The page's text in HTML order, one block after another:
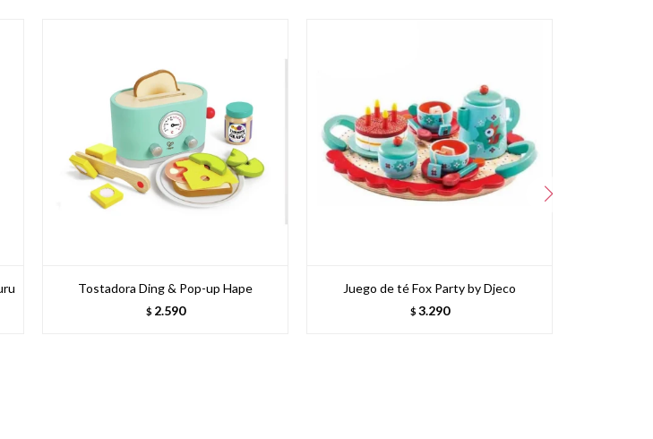
Tostadora Ding & Pop-up Hape
$ 2.590
Juego de té Fox Party by Djeco
$ 3.290